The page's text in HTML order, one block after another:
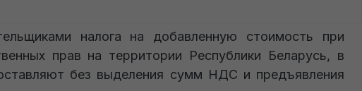
налога на добавленную стоимость при
прав на территории Республики Беларусь, в
без выделения сумм НДС и предъявления